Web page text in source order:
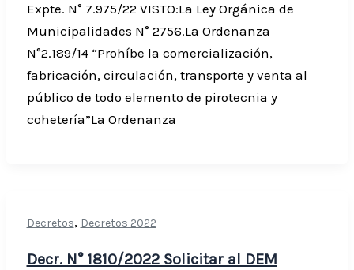
Expte. N° 7.975/22 VISTO:La Ley Orgánica de
Municipalidades N° 2756.La Ordenanza
N°2.189/14 “Prohíbe la comercialización,
fabricación, circulación, transporte y venta al
público de todo elemento de pirotecnia y
cohetería”La Ordenanza
Decretos, Decretos 2022
Decr. N° 1810/2022 Solicitar al DEM